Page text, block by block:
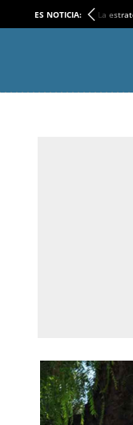
ES NOTICIA: La